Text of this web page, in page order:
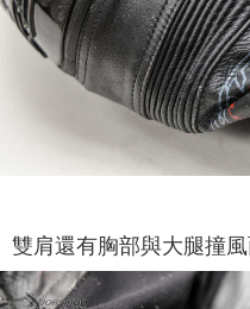
雙肩還有胸部與大腿撞